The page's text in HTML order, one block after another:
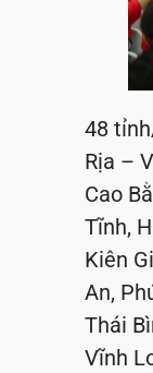
48
Rịa –
Cao
Tĩnh,
Kiên
An,
Thái
Vĩnh